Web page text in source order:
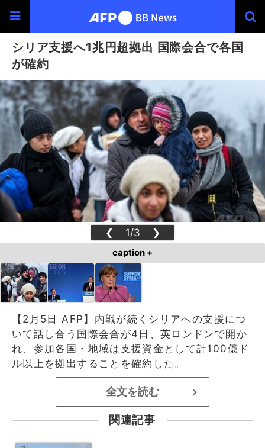
シリア支援へ1兆円超拠出 国際会合で各国
が確約
❮ 1/3 ❯
caption +
【2月5日 AFP】内戦が続くシリアへの支援につ
いて話し合う国際会合が4日、英ロンドンで開か
れ、参加各国・地域は支援資金として計100億ド
ル以上を拠出することを確約した。
全文を読む >
関連記事